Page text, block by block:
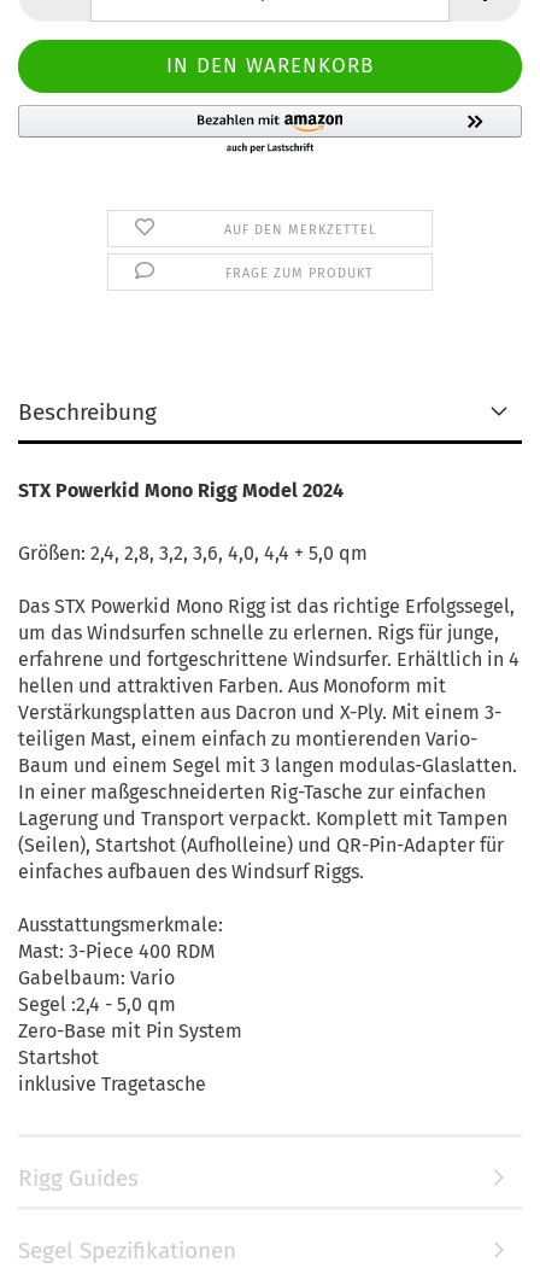
AUF DEN MERKZETTEL
FRAGE ZUM PRODUKT
Beschreibung
STX Powerkid Mono Rigg Model 2024
Größen: 2,4, 2,8, 3,2, 3,6, 4,0, 4,4 + 5,0 qm
Das STX Powerkid Mono Rigg ist das richtige Erfolgssegel,
um das Windsurfen schnelle zu erlernen. Rigs für junge,
erfahrene und fortgeschrittene Windsurfer. Erhältlich in 4
hellen und attraktiven Farben. Aus Monoform mit
Verstärkungsplatten aus Dacron und X-Ply. Mit einem 3-
teiligen Mast, einem einfach zu montierenden Vario-
Baum und einem Segel mit 3 langen modulas-Glaslatten.
In einer maßgeschneiderten Rig-Tasche zur einfachen
Lagerung und Transport verpackt. Komplett mit Tampen
(Seilen), Startshot (Aufholleine) und QR-Pin-Adapter für
einfaches aufbauen des Windsurf Riggs.
Ausstattungsmerkmale:
Mast: 3-Piece 400 RDM
Gabelbaum: Vario
Segel :2,4 - 5,0 qm
Zero-Base mit Pin System
Startshot
inklusive Tragetasche
Rigg Guides
Segel Spezifikationen